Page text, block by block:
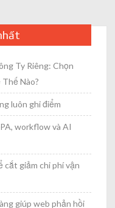
Ty Riêng: Chọn
Nào?
luôn ghi điểm
workflow và AI
cắt giảm chi phí vận
giúp web phản hồi